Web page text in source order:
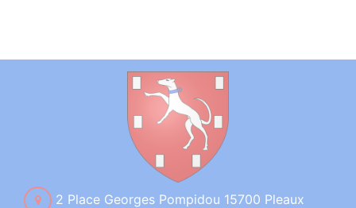
2 Place Georges Pompidou 15700 Pleaux